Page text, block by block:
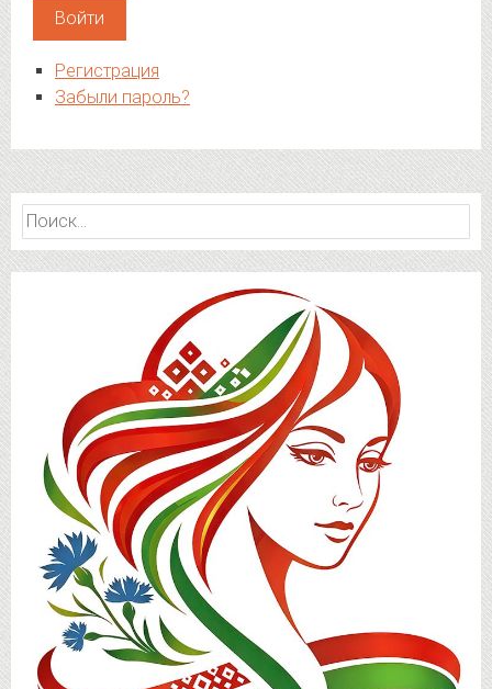
Войти
Регистрация
Забыли пароль?
Найти: